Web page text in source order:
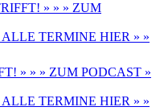
» » » ZUM
ALLE TERMINE HIER » »
» » » ZUM PODCAST »
ALLE TERMINE HIER » »